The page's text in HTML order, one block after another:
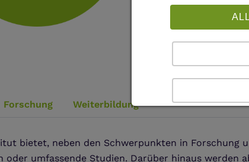
Forschung Weiterbildung
bietet, neben den Schwerpunkten in
oder umfassende Studien. Darüber hinaus